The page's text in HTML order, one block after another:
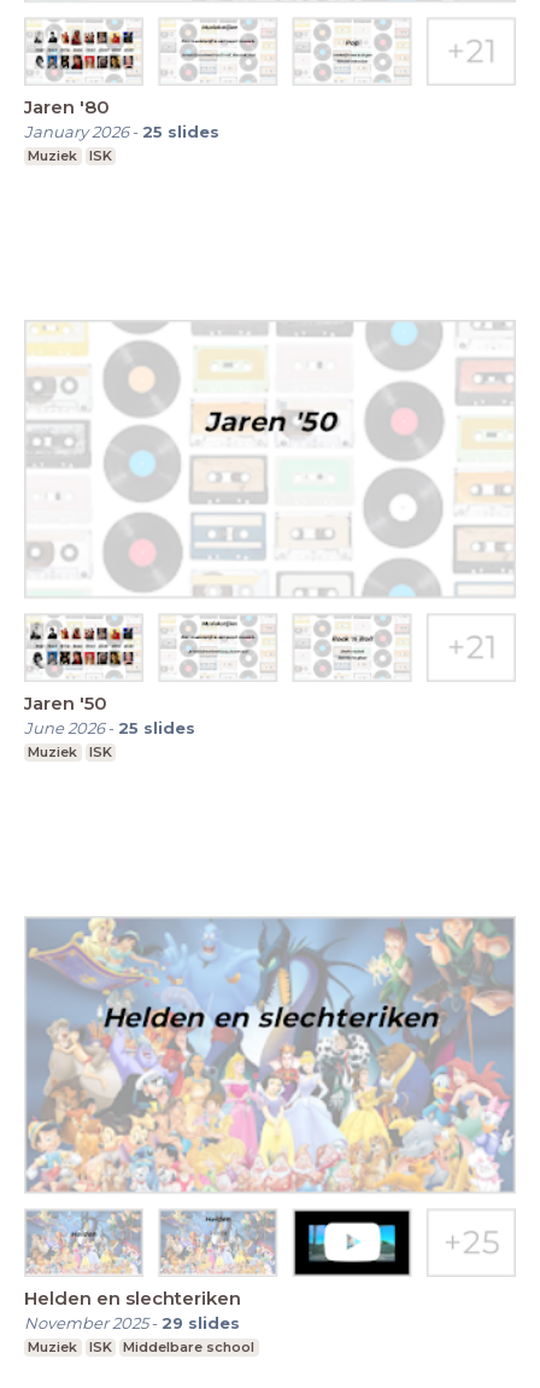
Jaren '80
January 2026- 25 slides
Muziek ISK
Jaren '50
June 2026- 25 slides
Muziek ISK
Helden en slechteriken
November 2025- 29 slides
Muziek ISK Middelbare school